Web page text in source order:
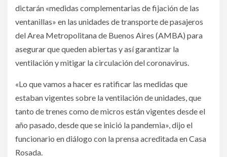
dictarán «medidas complementarias de fijación de las
ventanillas» en las unidades de transporte de pasajeros
del Area Metropolitana de Buenos Aires (AMBA) para
asegurar que queden abiertas y así garantizar la
ventilación y mitigar la circulación del coronavirus.­
«Lo que vamos a hacer es ratificar las medidas que
estaban vigentes sobre la ventilación de unidades, que
tanto de trenes como de micros están vigentes desde el
año pasado, desde que se inició la pandemia», dijo el
funcionario en diálogo con la prensa acreditada en Casa
Rosada.­